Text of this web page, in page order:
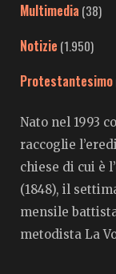
Multimedia (38)
Notizie (1.950)
Protestantesimo
Nato nel 1993
raccoglie
chiese di cui è
(1848), il
mensile
metodista La